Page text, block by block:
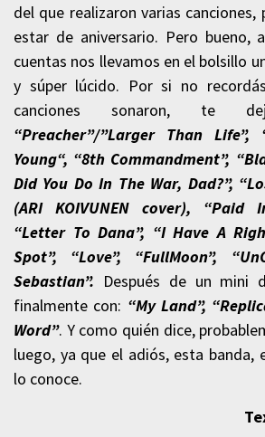
del que realizaron varias
estar de aniversario. Pero
cuentas nos llevamos en el bolsillo
y súper lúcido. Por si no
canciones sonaron, te
“Preacher”/”Larger Than Life”,
Young“, “8th Commandment”,
Did You Do In The War, Dad?”,
(ARI KOIVUNEN cover), “Paid
“Letter To Dana”, “I Have A
Spot”, “Love”, “FullMoon”,
Sebastian”. Después de un mini
finalmente con: “My Land”,
Word”. Y como quién dice,
luego, ya que el adiós, esta banda,
lo conoce.